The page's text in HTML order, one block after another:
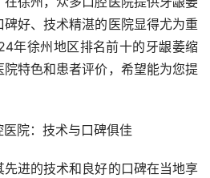
好、技术精湛的医院显得尤为重
年徐州地区排名前十的牙龈萎缩
特色和患者评价，希望能为您提
院：技术与口碑俱佳
进的技术和良好的口碑在当地享